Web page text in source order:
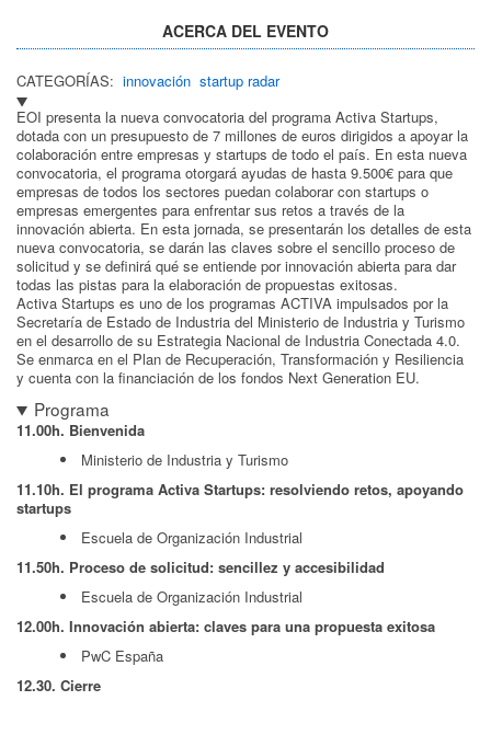
ACERCA DEL EVENTO
CATEGORÍAS: innovación startup radar
EOI presenta la nueva convocatoria del programa Activa Startups,
dotada con un presupuesto de 7 millones de euros dirigidos a apoyar la
colaboración entre empresas y startups de todo el país. En esta nueva
convocatoria, el programa otorgará ayudas de hasta 9.500€ para que
empresas de todos los sectores puedan colaborar con startups o
empresas emergentes para enfrentar sus retos a través de la
innovación abierta. En esta jornada, se presentarán los detalles de esta
nueva convocatoria, se darán las claves sobre el sencillo proceso de
solicitud y se definirá qué se entiende por innovación abierta para dar
todas las pistas para la elaboración de propuestas exitosas.
Activa Startups es uno de los programas ACTIVA impulsados por la
Secretaría de Estado de Industria del Ministerio de Industria y Turismo
en el desarrollo de su Estrategia Nacional de Industria Conectada 4.0.
Se enmarca en el Plan de Recuperación, Transformación y Resiliencia
y cuenta con la financiación de los fondos Next Generation EU.
Programa
11.00h. Bienvenida
Ministerio de Industria y Turismo
11.10h. El programa Activa Startups: resolviendo retos, apoyando
startups
Escuela de Organización Industrial
11.50h. Proceso de solicitud: sencillez y accesibilidad
Escuela de Organización Industrial
12.00h. Innovación abierta: claves para una propuesta exitosa
PwC España
12.30. Cierre